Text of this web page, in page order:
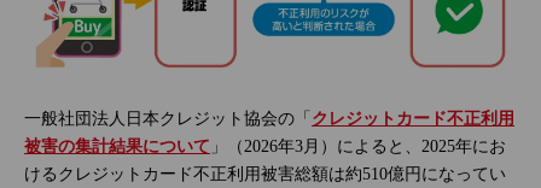
一般社団法人日本クレジット協会の「 クレジットカード不正利用
被害の集計結果について 」（2026年3月）によると、2025年にお
けるクレジットカード不正利用被害総額は約510億円になってい